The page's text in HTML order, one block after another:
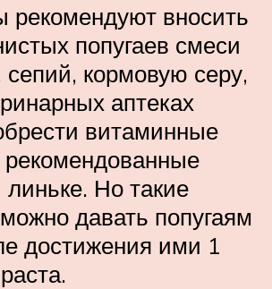
рекомендуют вносить
попугаев смеси
кормовую серу,
аптеках
витаминные
Но такие
давать попугаям
достижения ими 1